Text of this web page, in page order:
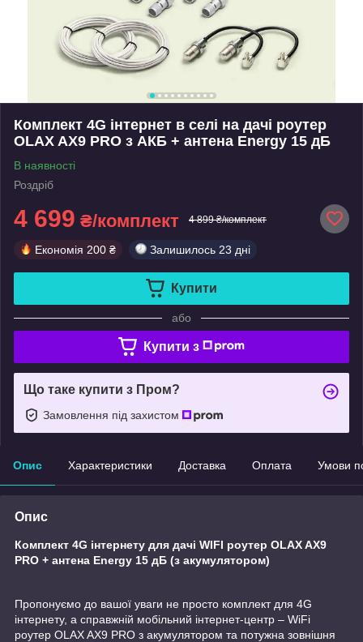
Комплект 4G інтернет в селі на дачі роутер
OLAX AX9 PRO з АКБ + антена Energy 15 дБ
В наявності
Роздріб
4 699 ₴/комплект 4 899 ₴/комплект
Економія 200 ₴ Залишилось 23 дні
Купити
або
Купити з
Що таке купити з Пром?
Замовлення під захистом
Опис Характеристики Доставка Оплата Умови
Опис
Комплект 4G інтернету для дачі WIFI роутер OLAX AX9
PRO + антена Energy 15 дБ (з акумулятором)
Пропонуємо до вашої уваги не просто комплект для 4G
інтернету, а справжній мобільний інтернет-центр – WiFi
роутер OLAX AX9 PRO з акумулятором та потужна зовнішня